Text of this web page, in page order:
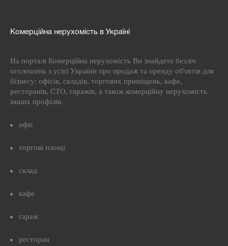
Комерційна нерухомість в Україні
На порталі Комерційна нерухомість Ви знайдете безліч
оголошень з усієї України про продаж та оренду об'єктів для
бізнесу: офісів, складів, торгових приміщень, кафе,
ресторанів, СТО, гаражів, а також комерційну нерухомість
інших профілів.
офіс
торгові площі
склад
кафе
гараж
ресторан